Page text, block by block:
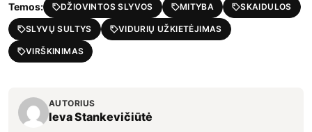
Temos: DŽIOVINTOS SLYVOS MITYBA SKAIDULOS
SLYVŲ SULTYS VIDURIŲ UŽKIETĖJIMAS
VIRŠKINIMAS
AUTORIUS
Ieva Stankevičiūtė